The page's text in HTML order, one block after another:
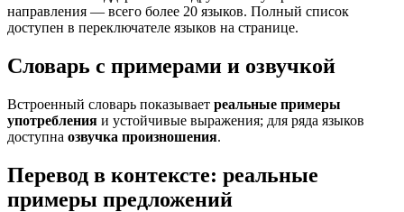
направления — всего более 20 языков. Полный список
доступен в переключателе языков на странице.
Словарь с примерами и озвучкой
Встроенный словарь показывает реальные примеры
употребления и устойчивые выражения; для ряда языков
доступна озвучка произношения.
Перевод в контексте: реальные
примеры предложений